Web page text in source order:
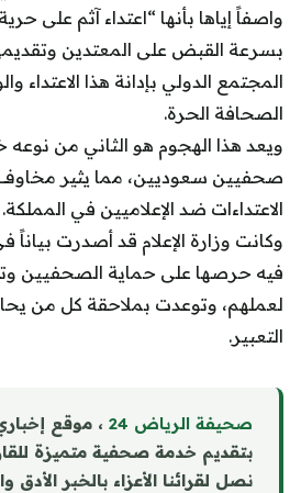
واصفاً إياها بأنها “اعتداء آثم على
بسرعة القبض على المعتدين
المجتمع الدولي بإدانة هذا الاعتداء
الصحافة الحرة.
ويعد هذا الهجوم هو الثاني من
صحفيين سعوديين، مما يثير
الاعتداءات ضد الإعلاميين في المملكة.
وكانت وزارة الإعلام قد أصدرت
فيه حرصها على حماية الصحفيين
لعملهم، وتوعدت بملاحقة كل من
التعبير.
صحيفة الرياض 24
، موقع
بتقديم خدمة صحفية متميزة
نصل لقرائنا الأعزاء بالخبر